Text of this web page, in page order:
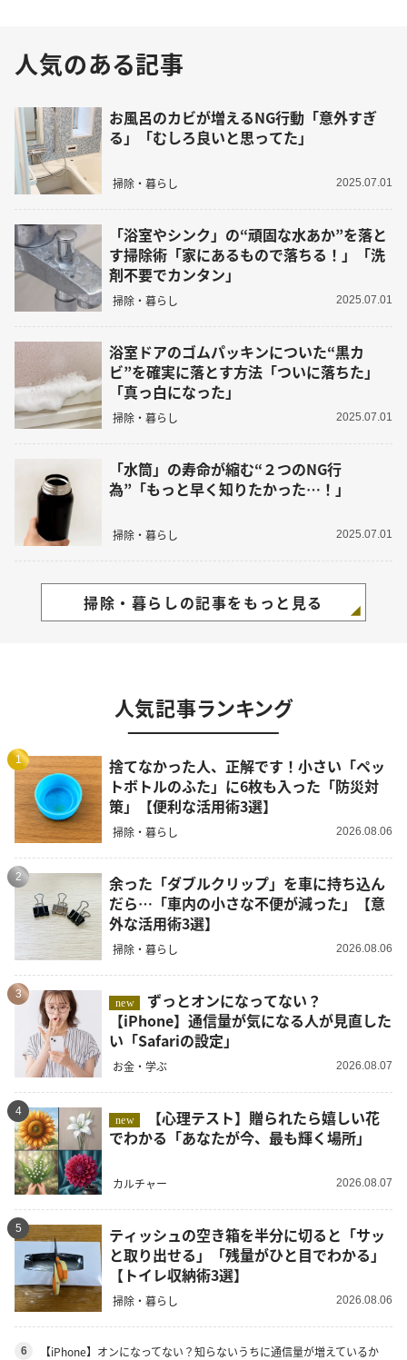
人気のある記事
お風呂のカビが増えるNG行動「意外すぎ
る」「むしろ良いと思ってた」
掃除・暮らし 2025.07.01
「浴室やシンク」の“頑固な水あか”を落と
す掃除術「家にあるもので落ちる！」「洗
剤不要でカンタン」
掃除・暮らし 2025.07.01
浴室ドアのゴムパッキンについた“黒カ
ビ”を確実に落とす方法「ついに落ちた」
「真っ白になった」
掃除・暮らし 2025.07.01
「水筒」の寿命が縮む“２つのNG行
為”「もっと早く知りたかった…！」
掃除・暮らし 2025.07.01
掃除・暮らしの記事をもっと見る
人気記事ランキング
1
捨てなかった人、正解です！小さい「ペッ
トボトルのふた」に6枚も入った「防災対
策」【便利な活用術3選】
掃除・暮らし 2026.08.06
2
余った「ダブルクリップ」を車に持ち込ん
だら…「車内の小さな不便が減った」【意
外な活用術3選】
掃除・暮らし 2026.08.06
3
new
【iPhone】通信量が気になる人が見直した
い「Safariの設定」
お金・学ぶ 2026.08.07
4
new
でわかる「あなたが今、最も輝く場所」
カルチャー 2026.08.07
5
ティッシュの空き箱を半分に切ると「サッ
と取り出せる」「残量がひと目でわかる」
【トイレ収納術3選】
掃除・暮らし 2026.08.06
6
【iPhone】オンになってない？知らないうちに通信量が増えているか